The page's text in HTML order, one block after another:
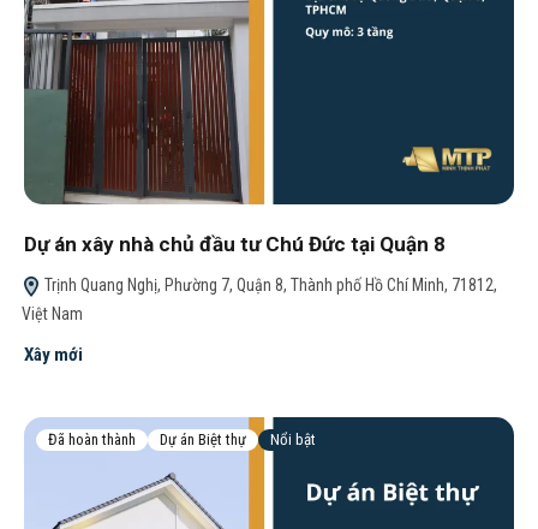
Dự án xây nhà chủ đầu tư Chú Đức tại Quận 8
Trịnh Quang Nghị, Phường 7, Quận 8, Thành phố Hồ Chí Minh, 71812,
Việt Nam
Xây mới
Đã hoàn thành Dự án Biệt thự Nổi bật